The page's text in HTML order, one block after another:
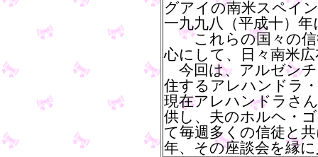
グアイの南米スペイ
一九九八（平成十）
これらの国々の信
心にして、日々南米
今回は、アルゼン
住するアレハンドラ
現在アレハンドラさ
供し、夫のホルヘ・
て毎週多くの信徒と
年、その座談会を縁